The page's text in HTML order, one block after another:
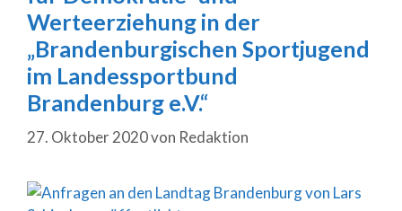
Werteerziehung in der
„Brandenburgischen Sportjugend
im Landessportbund
Brandenburg e.V.“
27. Oktober 2020von Redaktion